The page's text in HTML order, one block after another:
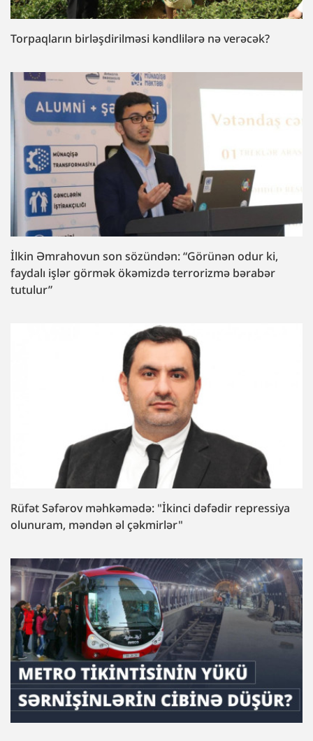
Torpaqların birləşdirilməsi kəndlilərə nə verəcək?
İlkin Əmrahovun son sözündən: “Görünən odur ki,
faydalı işlər görmək ökəmizdə terrorizmə bərabər
tutulur”
Rüfət Səfərov məhkəmədə: "İkinci dəfədir repressiya
olunuram, məndən əl çəkmirlər"